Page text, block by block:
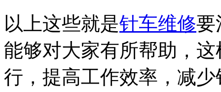
以上这些就是针车维修要
能够对大家有所帮助，
行，提高工作效率，减